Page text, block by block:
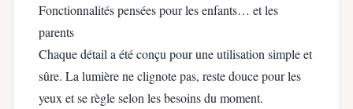
Fonctionnalités pensées pour les enfants… et les
parents
Chaque détail a été conçu pour une utilisation simple et
sûre. La lumière ne clignote pas, reste douce pour les
yeux et se règle selon les besoins du moment.